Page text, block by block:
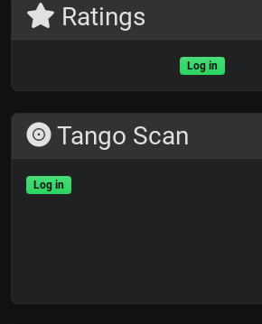
Ratings
Log in
Tango Scan
Log in